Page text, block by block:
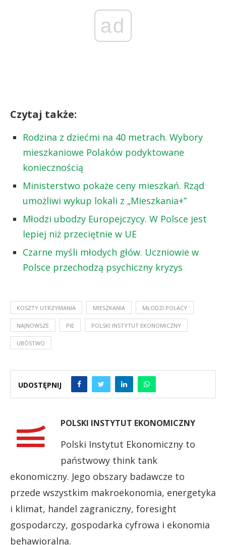
ad
Czytaj także:
Rodzina z dziećmi na 40 metrach. Wybory
mieszkaniowe Polaków podyktowane
koniecznością
Ministerstwo pokaże ceny mieszkań. Rząd
umożliwi wykup lokali z „Mieszkania+”
Młodzi ubodzy Europejczycy. W Polsce jest
lepiej niż przeciętnie w UE
Czarne myśli młodych głów. Uczniowie w
Polsce przechodzą psychiczny kryzys
KOSZTY UTRZYMANIA MIESZKANIA MŁODZI POLACY
NAJNOWSZE PIE POLSKI INSTYTUT EKONOMICZNY
UBÓSTWO
UDOSTĘPNIJ
POLSKI INSTYTUT EKONOMICZNY
Polski Instytut Ekonomiczny to
państwowy think tank
ekonomiczny. Jego obszary badawcze to
przede wszystkim makroekonomia, energetyka
i klimat, handel zagraniczny, foresight
gospodarczy, gospodarka cyfrowa i ekonomia
behawioralna.